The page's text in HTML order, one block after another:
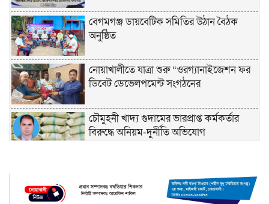
বেগমগঞ্জ ডায়বেটিক সমিতির উঠান বৈঠক
অনুষ্ঠিত
নোয়াখালীতে যাত্রা শুরু “ওরগ্যানাইজেশন ফর
ডিবেট ডেভেলপমেন্ট সংগঠনের
চৌমুহনী খাদ্য গুদামের ভারপ্রাপ্ত কর্মকর্তার
বিরুদ্ধে অনিয়ম-দুর্নীতি অভিযোগ
বনভোজন অনুষ্ঠিত